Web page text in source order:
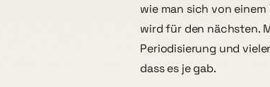
wie man sich von
wird für den nächsten.
Periodisierung und
dass es je gab.